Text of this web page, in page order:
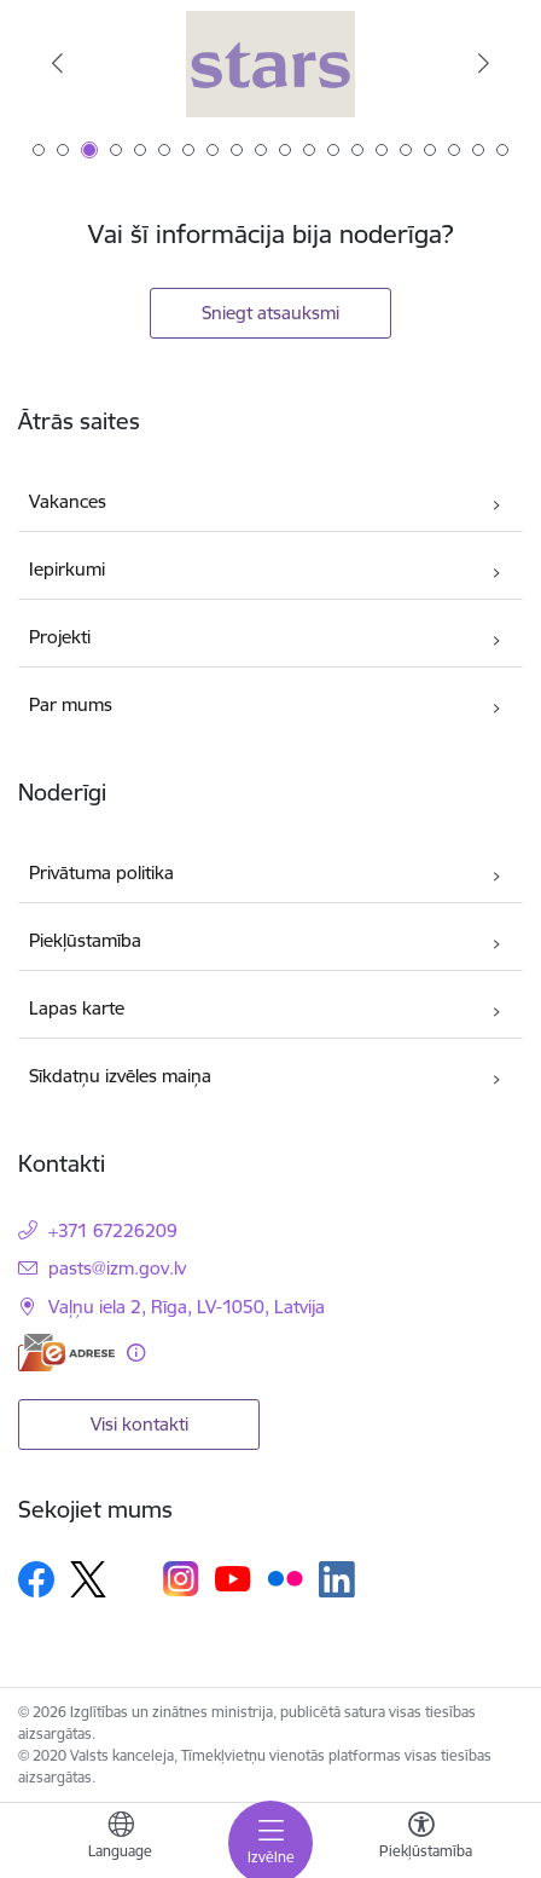
Izvēlne
Language Piekļūstamība
Vai šī informācija bija noderīga?
Sniegt atsauksmi
Ātrās saites
Vakances
Iepirkumi
Projekti
Par mums
Noderīgi
Privātuma politika
Piekļūstamība
Lapas karte
Sīkdatņu izvēles maiņa
Kontakti
+371 67226209
E-pasts:
pasts@izm.gov.lv
Vaļņu iela 2, Rīga, LV-1050, Latvija
Visi kontakti
Sekojiet mums
© 2026 Izglītības un zinātnes ministrija, publicētā satura visas tiesības
aizsargātas.
© 2020 Valsts kanceleja, Tīmekļvietņu vienotās platformas visas tiesības
aizsargātas.